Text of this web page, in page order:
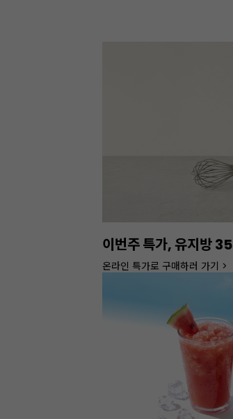
정기배송서비스 OPEN
1% 추가 할인 혜택도 챙기세요!